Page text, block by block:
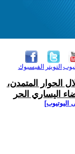
الفيسبوك التويتر
الحوار المتمدن،
اليساري الحر
اليوتيوب]